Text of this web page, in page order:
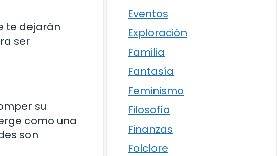
te dejarán
ser
su
como una
son
Eventos
Exploración
Familia
Fantasía
Feminismo
Filosofía
Finanzas
Folclore